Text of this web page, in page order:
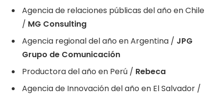
Agencia de relaciones públicas del año en Chile
/ MG Consulting
Agencia regional del año en Argentina / JPG
Grupo de Comunicación
Productora del año en Perú / Rebeca
Agencia de Innovación del año en El Salvador /